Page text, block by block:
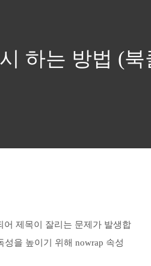
하는 방법 (
어 제목이 잘리는 문제가 발생합
을 높이기 위해 nowrap 속성